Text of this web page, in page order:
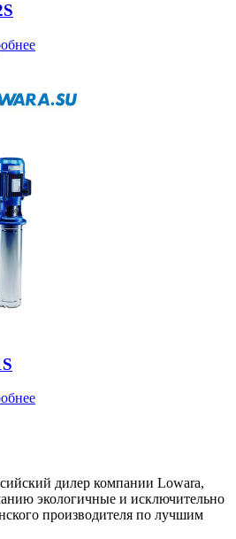
дилер компании Lowara,
экологичные и исключительно
производителя по лучшим